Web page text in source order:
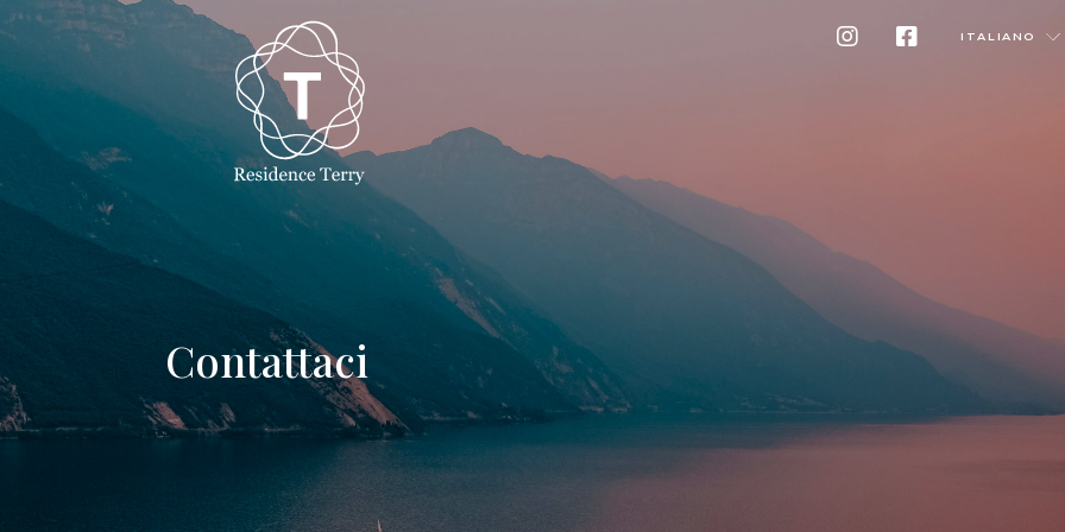
ITALIANO
Contattaci